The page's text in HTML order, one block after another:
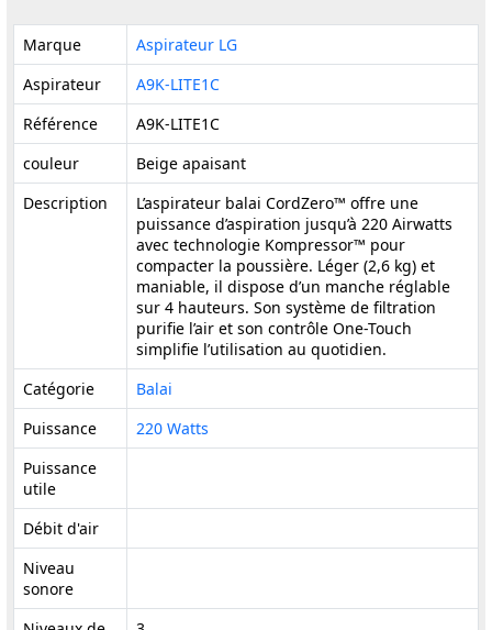
Marque
Aspirateur LG
Aspirateur
A9K-LITE1C
Référence
A9K-LITE1C
couleur
Beige apaisant
Description
L’aspirateur balai CordZero™ offre une
puissance d’aspiration jusqu’à 220 Airwatts
avec technologie Kompressor™ pour
compacter la poussière. Léger (2,6 kg) et
maniable, il dispose d’un manche réglable
sur 4 hauteurs. Son système de filtration
purifie l’air et son contrôle One-Touch
simplifie l’utilisation au quotidien.
Catégorie
Balai
Puissance
220 Watts
Puissance
utile
Débit d'air
Niveau
sonore